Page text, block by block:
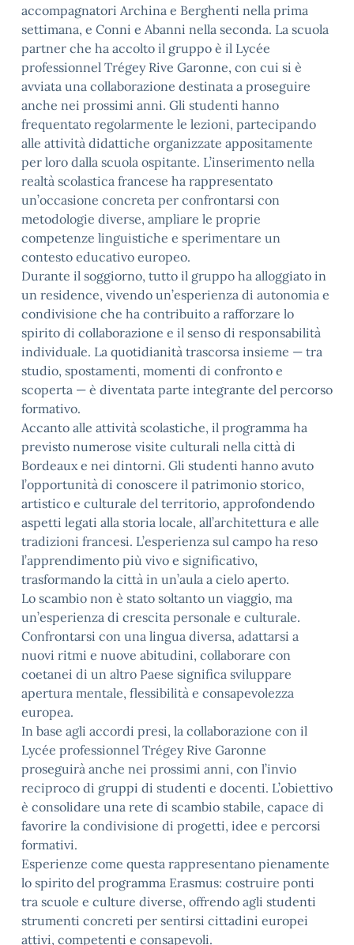
accompagnatori Archina e Berghenti nella prima
settimana, e Conni e Abanni nella seconda. La scuola
partner che ha accolto il gruppo è il Lycée
professionnel Trégey Rive Garonne, con cui si è
avviata una collaborazione destinata a proseguire
anche nei prossimi anni. Gli studenti hanno
frequentato regolarmente le lezioni, partecipando
alle attività didattiche organizzate appositamente
per loro dalla scuola ospitante. L’inserimento nella
realtà scolastica francese ha rappresentato
un’occasione concreta per confrontarsi con
metodologie diverse, ampliare le proprie
competenze linguistiche e sperimentare un
contesto educativo europeo.
Durante il soggiorno, tutto il gruppo ha alloggiato in
un residence, vivendo un’esperienza di autonomia e
condivisione che ha contribuito a rafforzare lo
spirito di collaborazione e il senso di responsabilità
individuale. La quotidianità trascorsa insieme — tra
studio, spostamenti, momenti di confronto e
scoperta — è diventata parte integrante del percorso
formativo.
Accanto alle attività scolastiche, il programma ha
previsto numerose visite culturali nella città di
Bordeaux e nei dintorni. Gli studenti hanno avuto
l’opportunità di conoscere il patrimonio storico,
artistico e culturale del territorio, approfondendo
aspetti legati alla storia locale, all’architettura e alle
tradizioni francesi. L’esperienza sul campo ha reso
l’apprendimento più vivo e significativo,
trasformando la città in un’aula a cielo aperto.
Lo scambio non è stato soltanto un viaggio, ma
un’esperienza di crescita personale e culturale.
Confrontarsi con una lingua diversa, adattarsi a
nuovi ritmi e nuove abitudini, collaborare con
coetanei di un altro Paese significa sviluppare
apertura mentale, flessibilità e consapevolezza
europea.
In base agli accordi presi, la collaborazione con il
Lycée professionnel Trégey Rive Garonne
proseguirà anche nei prossimi anni, con l’invio
reciproco di gruppi di studenti e docenti. L’obiettivo
è consolidare una rete di scambio stabile, capace di
favorire la condivisione di progetti, idee e percorsi
formativi.
Esperienze come questa rappresentano pienamente
lo spirito del programma Erasmus: costruire ponti
tra scuole e culture diverse, offrendo agli studenti
strumenti concreti per sentirsi cittadini europei
attivi, competenti e consapevoli.